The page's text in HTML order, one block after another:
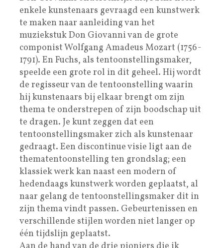
enkele kunstenaars gevraagd een kunstwerk
te maken naar aanleiding van het
muziekstuk Don Giovanni van de grote
componist Wolfgang Amadeus Mozart (1756-
1791). En Fuchs, als tentoonstellingsmaker,
speelde een grote rol in dit geheel. Hij wordt
de regisseur van de tentoonstelling waarin
hij kunstenaars bij elkaar brengt om zijn
thema te onderstrepen of zijn boodschap uit
te dragen. Je kunt zeggen dat een
tentoonstellingsmaker zich als kunstenaar
gedraagt. Een discontinue visie ligt aan de
thematentoonstelling ten grondslag; een
klassiek werk kan naast een modern of
hedendaags kunstwerk worden geplaatst, al
naar gelang de tentoonstellingsmaker dit in
zijn thema vindt passen. Gebeurtenissen en
verschillende stijlen worden niet langer op
één tijdslijn geplaatst.